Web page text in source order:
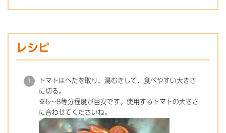
レシピ
トマトはへたを取り、湯むきして、食べやすい大きさ
に切る。
※6～8等分程度が目安です。使用するトマトの大きさ
に合わせてくださいね。